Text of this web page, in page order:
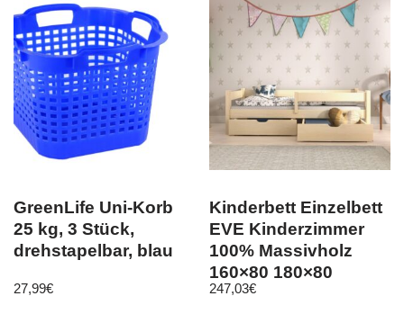
GreenLife Uni-Korb
25 kg, 3 Stück,
drehstapelbar, blau
27,99€
Kinderbett Einzelbett
EVE Kinderzimmer
100% Massivholz
160×80 180×80
200×90
247,03€